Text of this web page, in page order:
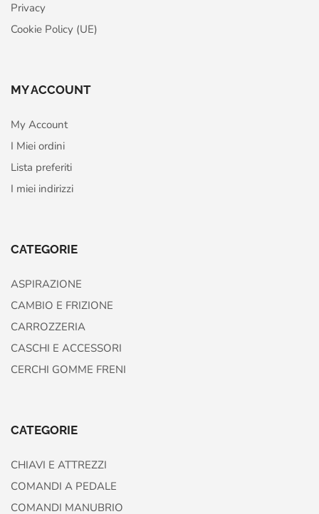
Privacy
Cookie Policy (UE)
MY ACCOUNT
My Account
I Miei ordini
Lista preferiti
I miei indirizzi
CATEGORIE
ASPIRAZIONE
CAMBIO E FRIZIONE
CARROZZERIA
CASCHI E ACCESSORI
CERCHI GOMME FRENI
CATEGORIE
CHIAVI E ATTREZZI
COMANDI A PEDALE
COMANDI MANUBRIO